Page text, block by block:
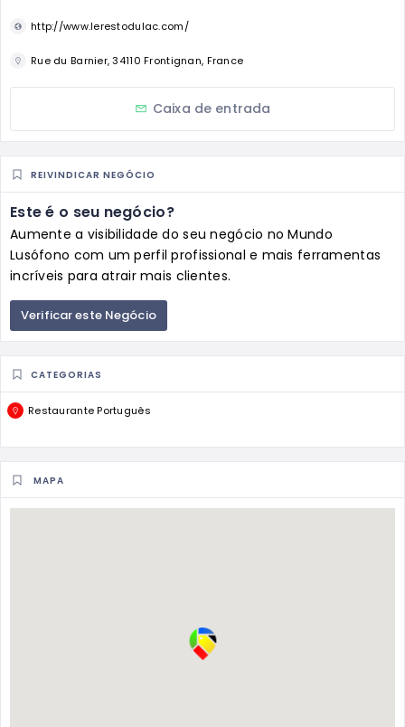
http://www.lerestodulac.com/
Rue du Barnier, 34110 Frontignan, France
Caixa de entrada
REIVINDICAR NEGÓCIO
Este é o seu negócio?
Aumente a visibilidade do seu negócio no Mundo
Lusófono com um perfil profissional e mais ferramentas
incríveis para atrair mais clientes.
Verificar este Negócio
CATEGORIAS
Restaurante Português
MAPA